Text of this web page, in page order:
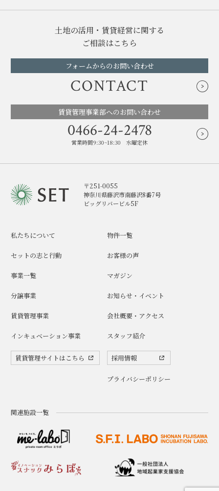
土地の活用・賃貸経営に関する
ご相談はこちら
フォームからのお問い合わせ
CONTACT
賃貸管理事業部へのお問い合わせ
0466-24-2478
営業時間9:30~18:30 水曜定休
〒251-0055
神奈川県藤沢市南藤沢8番7号
ビッグリバービル5F
私たちについて
セットの志と行動
事業一覧
分譲事業
賃貸管理事業
インキュベーション事業
賃貸管理サイトはこちら
物件一覧
お客様の声
マガジン
お知らせ・イベント
会社概要・アクセス
スタッフ紹介
採用情報
プライバシーポリシー
関連施設一覧